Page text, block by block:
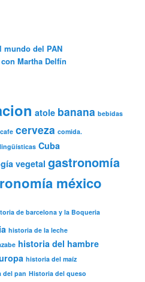
mundo del PAN
Martha Delfín
atole banana bebidas
cafe cerveza comida.
Cuba
vegetal gastronomía
méxico
de barcelona y la Boqueria
historia de la leche
historia del hambre
historia del maíz
del pan Historia del queso